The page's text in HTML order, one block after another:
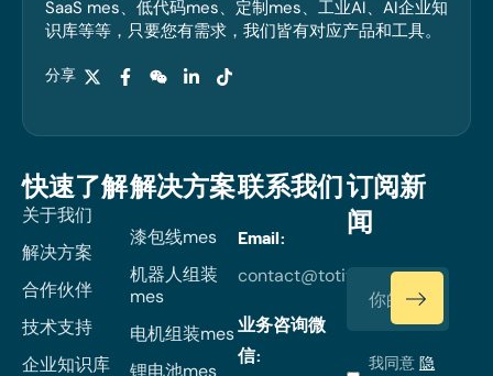
SaaS mes、低代码mes、定制mes、工业AI、AI企业知
识库等等，只要您有需求，我们皆有对应产品和工具。
分享
快速了解
关于我们
解决方案
合作伙伴
技术支持
企业知识库
解决方案
漆包线mes
机器人组装
mes
电机组装mes
锂电池mes
联系我们
Email:
contact@totiverse.com
业务咨询微
信:
订阅新
闻
我同意隐